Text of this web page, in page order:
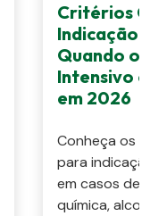
Critérios
Indicação
Quando o
Intensivo
em 2026
Conheça os
para
em casos de
química,